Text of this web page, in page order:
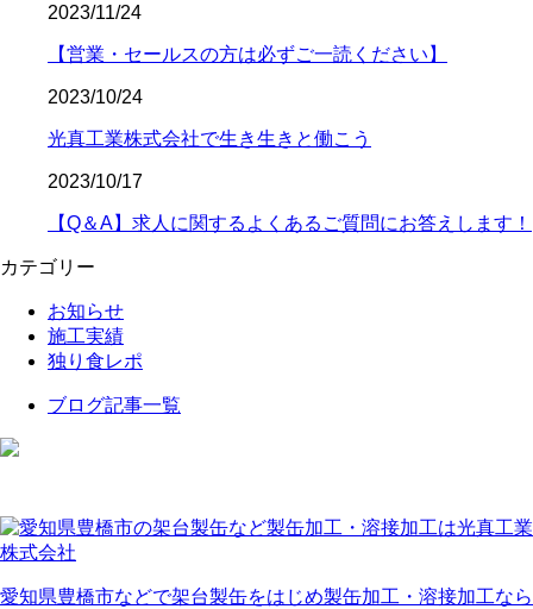
2023/11/24
【営業・セールスの方は必ずご一読ください】
2023/10/24
光真工業株式会社で生き生きと働こう
2023/10/17
【Q＆A】求人に関するよくあるご質問にお答えします！
カテゴリー
お知らせ
施工実績
独り食レポ
ブログ記事一覧
愛知県豊橋市などで架台製缶をはじめ製缶加工・溶接加工なら